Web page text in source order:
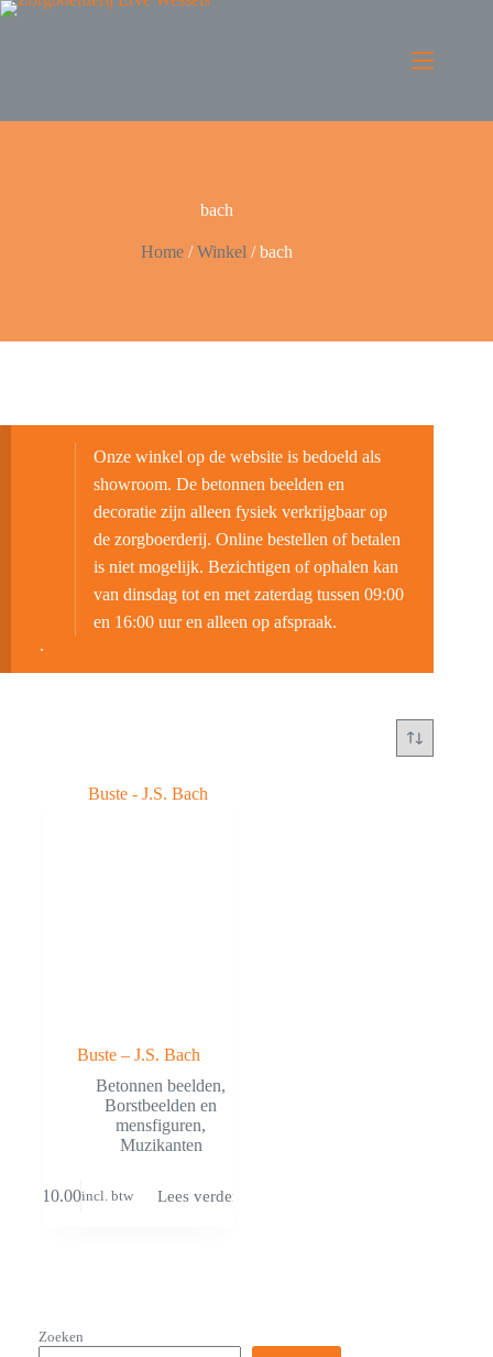
bach
Home /Winkel /bach
Onze winkel op de website is bedoeld als
showroom. De betonnen beelden en
decoratie zijn alleen fysiek verkrijgbaar op
de zorgboerderij. Online bestellen of betalen
is niet mogelijk. Bezichtigen of ophalen kan
van dinsdag tot en met zaterdag tussen 09:00
en 16:00 uur en alleen op afspraak.
.
Buste – J.S. Bach
Betonnen beelden,
Borstbeelden en
mensfiguren,
Muzikanten
10.00incl. btw Lees verder
Zoeken